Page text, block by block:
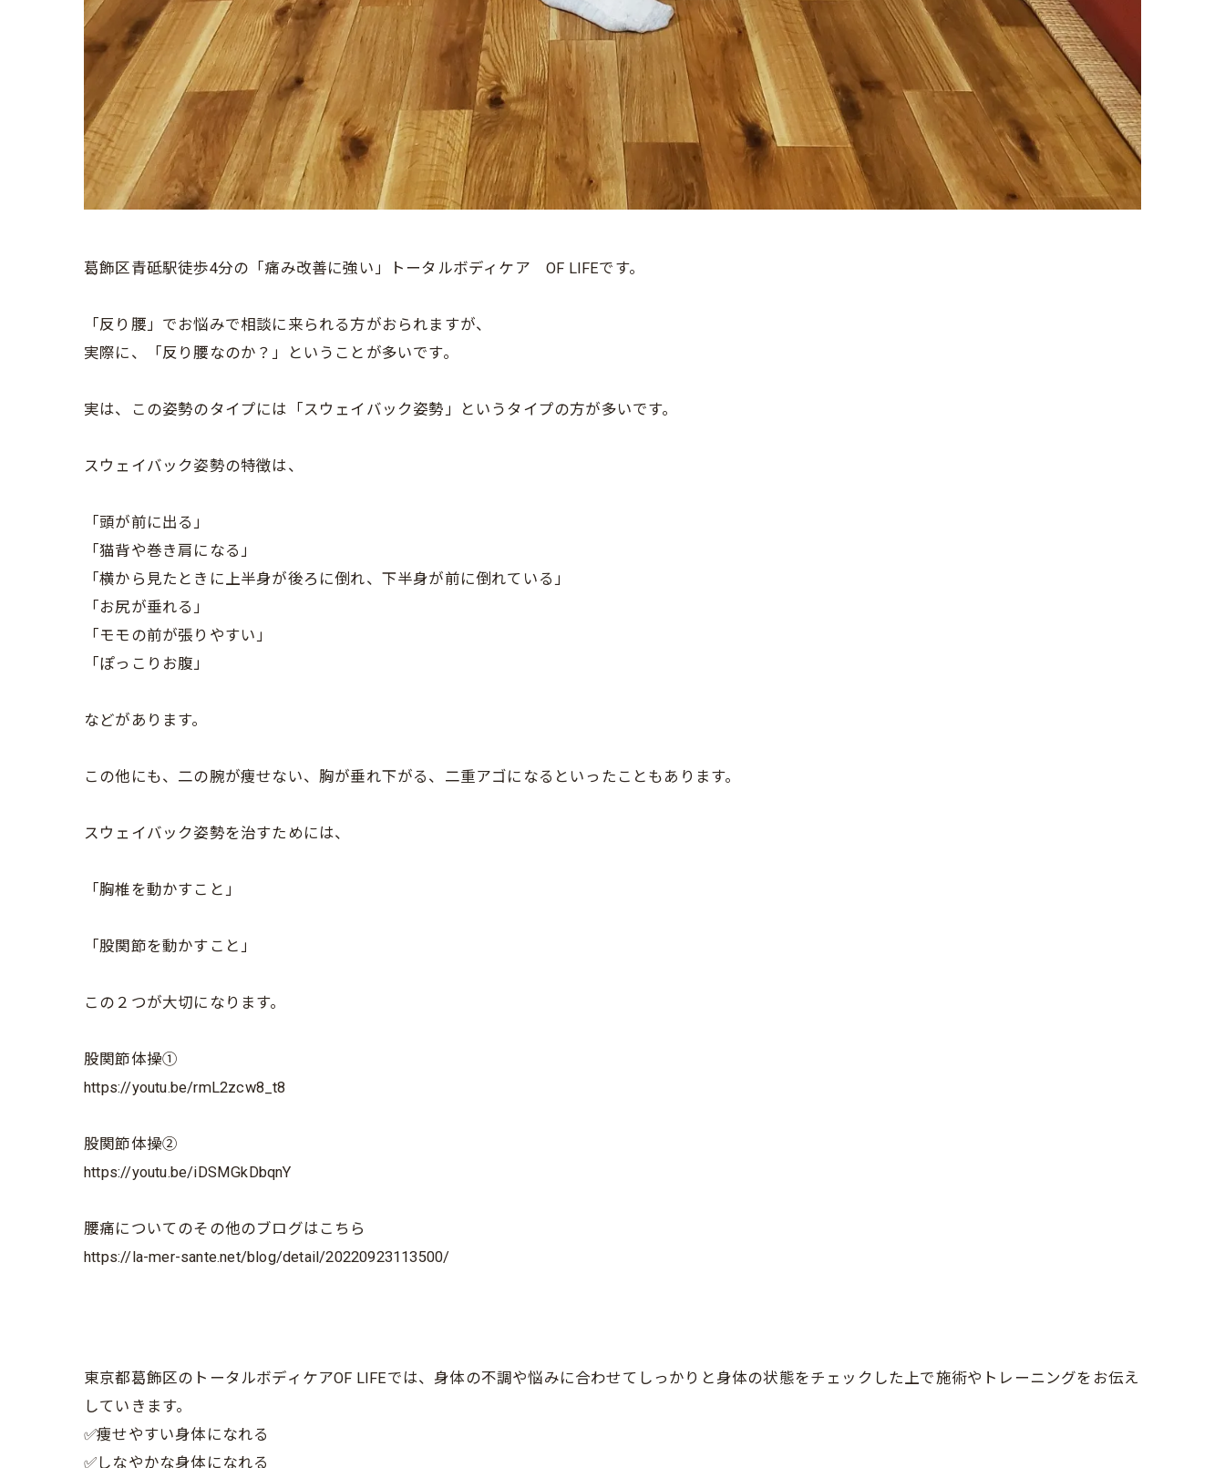
葛飾区青砥駅徒歩4分の「痛み改善に強い」トータルボディケア OF LIFEです。
「反り腰」でお悩みで相談に来られる方がおられますが、
実際に、「反り腰なのか？」ということが多いです。
実は、この姿勢のタイプには「スウェイバック姿勢」というタイプの方が多いです。
スウェイバック姿勢の特徴は、
「頭が前に出る」
「猫背や巻き肩になる」
「横から見たときに上半身が後ろに倒れ、下半身が前に倒れている」
「お尻が垂れる」
「モモの前が張りやすい」
「ぽっこりお腹」
などがあります。
この他にも、二の腕が痩せない、胸が垂れ下がる、二重アゴになるといったこともあります。
スウェイバック姿勢を治すためには、
「胸椎を動かすこと」
「股関節を動かすこと」
この２つが大切になります。
股関節体操①
https://youtu.be/rmL2zcw8_t8
股関節体操②
https://youtu.be/iDSMGkDbqnY
腰痛についてのその他のブログはこちら
https://la-mer-sante.net/blog/detail/20220923113500/
東京都葛飾区のトータルボディケアOF LIFEでは、身体の不調や悩みに合わせてしっかりと身体の状態をチェックした上で施術やトレーニングをお伝え
していきます。
✅痩せやすい身体になれる
✅しなやかな身体になれる